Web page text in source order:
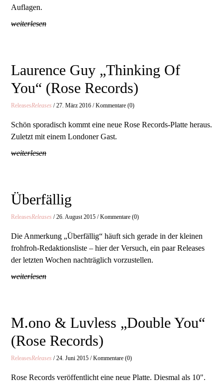
Auflagen.
weiterlesen
Laurence Guy „Thinking Of
You“ (Rose Records)
ReleasesReleases / 27. März 2016 / Kommentare (0)
Schön sporadisch kommt eine neue Rose Records-Platte heraus.
Zuletzt mit einem Londoner Gast.
weiterlesen
Überfällig
ReleasesReleases / 26. August 2015 / Kommentare (0)
Die Anmerkung „Überfällig“ häuft sich gerade in der kleinen
frohfroh-Redaktionsliste – hier der Versuch, ein paar Releases
der letzten Wochen nachträglich vorzustellen.
weiterlesen
M.ono & Luvless „Double You“
(Rose Records)
ReleasesReleases / 24. Juni 2015 / Kommentare (0)
Rose Records veröffentlicht eine neue Platte. Diesmal als 10".